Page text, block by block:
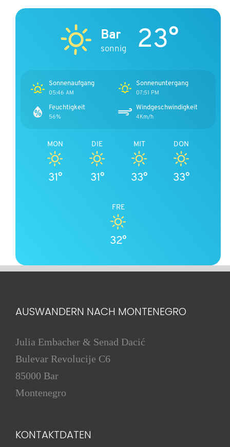
Bar
sonnig 23°
Sonnenaufgang
05:46 AM
Sonnenuntergang
07:51 PM
Feuchtigkeit
56%
Windgeschwindigkeit
4Km/h
MON
31°
DIE
31°
MIT
33°
DON
33°
FRE
32°
AUSWANDERN NACH MONTENEGRO
Julia Embacher & Senad Dacić
Bulevar Revolucije C6
85000 Bar
Montenegro
KONTAKTDATEN